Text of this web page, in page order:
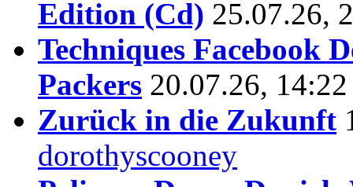
Edition (Cd) 25.07.26,
Techniques Facebook
Packers 20.07.26,
Zurück in die Zukunft
dorothyscooney